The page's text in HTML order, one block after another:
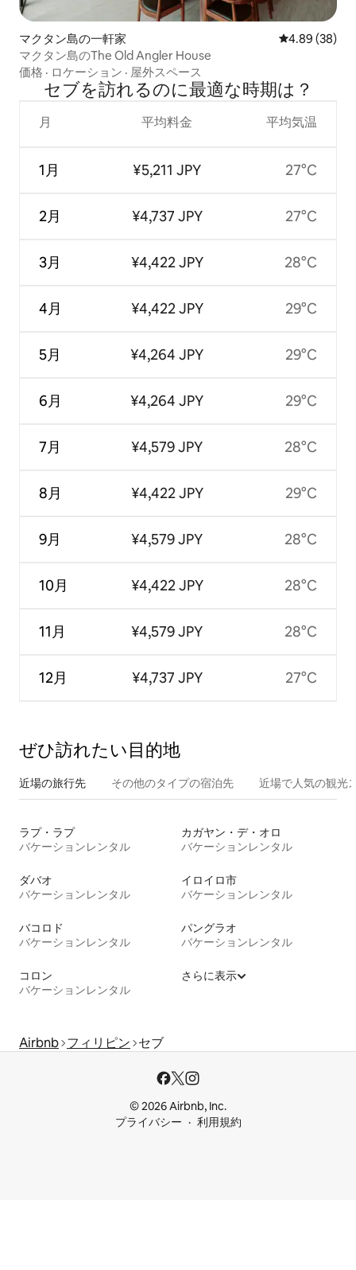
マクタン島の一軒家 レビュー38
4.89 (38)
マクタン島のThe Old Angler House
価格 · ロケーション · 屋外スペース
セブを訪⁠れ⁠るの⁠に最⁠適⁠な時⁠期⁠は⁠？
月
1月
2月
3月
4月
5月
6月
7月
8月
9月
10月
11月
12月
平均料金
¥5,211 JPY
¥4,737 JPY
¥4,422 JPY
¥4,422 JPY
¥4,264 JPY
¥4,264 JPY
¥4,579 JPY
¥4,422 JPY
¥4,579 JPY
¥4,422 JPY
¥4,579 JPY
¥4,737 JPY
平均気温
27°C
27°C
28°C
29°C
29°C
29°C
28°C
29°C
28°C
28°C
28°C
27°C
ぜひ訪⁠れ⁠た⁠い目⁠的⁠地
近場の旅行先 その他のタ⁠イ⁠プ⁠の宿⁠泊⁠先 近場で人気の観光
ラプ・ラプ
バケーションレンタル
カガヤン・デ・オロ
バケーションレンタル
ダバオ
バケーションレンタル
イロイロ市
バケーションレンタル
バコロド
バケーションレンタル
パングラオ
バケーションレンタル
コロン
バケーションレンタル
さらに表示
Airbnb フィリピン セブ
© 2026 Airbnb, Inc.
プライバシー
利用規約